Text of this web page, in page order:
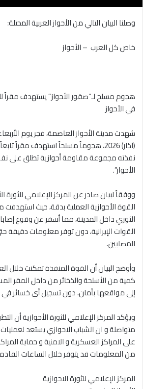
وصلنا البيان التالي من الأحواز العربية المحتلة:
خاص كل العرب – الأحواز
هجوم مسلح لـ“صقور الأحواز” يستهدف مقراً
في الأحواز
(آذار) 2026، هجوماً مسلحاً استهدف مقراً
نفذته مجموعة مقاومة أحوازية تطلق على
الأحواز”.
ووفقاً لبيان صادر عن المركز الإعلامي للثورة
القوة الأحوازية العملية بدقة، حيث استهدفت
الثوري داخل المدينة، مما أسفر عن وقوع
القوات الإيرانية، دون توفر معلومات دقيقة
المصابين.
وأوضح البيان أن القوة المنفذة تمكنت خلال
كمية من الأسلحة والذخائر من داخل المقر
إلى مواقعها بأمان، دون تسجيل أي خسائر
ويؤكد المركز الإعلامي للثورة الأحوازية أن
متواصلة و ان الشباب الاحوازي يستعد
على المراكز العسكرية و الامنية و حماية
من المعلومات قد يتوفر خلال الساعات
المركز الإعلامي للثورة الاحوازية